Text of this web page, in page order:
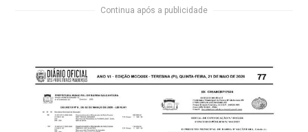
Continua após a publicidade